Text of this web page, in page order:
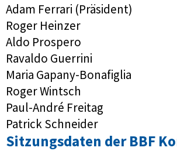
Adam Ferrari (Präsident)
Roger Heinzer
Aldo Prospero
Ravaldo Guerrini
Maria Gapany-Bonafiglia
Roger Wintsch
Paul-André Freitag
Patrick Schneider
Sitzungsdaten der BBF